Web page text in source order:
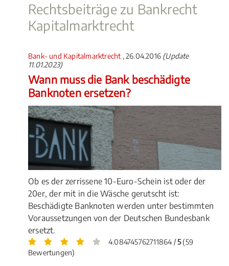
Rechtsbeiträge zu Bankrecht
Kapitalmarktrecht
Bank- und Kapitalmarktrecht , 26.04.2016 (Update
11.01.2023)
Wann muss die Bank beschädigte
Banknoten ersetzen?
Ob es der zerrissene 10-Euro-Schein ist oder der
20er, der mit in die Wäsche gerutscht ist:
Beschädigte Banknoten werden unter bestimmten
Voraussetzungen von der Deutschen Bundesbank
ersetzt.
4.084745762711864 /5(59
Bewertungen)